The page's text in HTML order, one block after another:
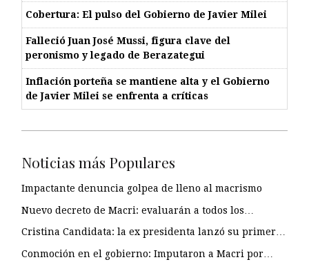
Cobertura: El pulso del Gobierno de Javier Milei
Falleció Juan José Mussi, figura clave del
peronismo y legado de Berazategui
Inflación porteña se mantiene alta y el Gobierno
de Javier Milei se enfrenta a críticas
Noticias más Populares
Impactante denuncia golpea de lleno al macrismo
Nuevo decreto de Macri: evaluarán a todos los…
Cristina Candidata: la ex presidenta lanzó su primer…
Conmoción en el gobierno: Imputaron a Macri por…